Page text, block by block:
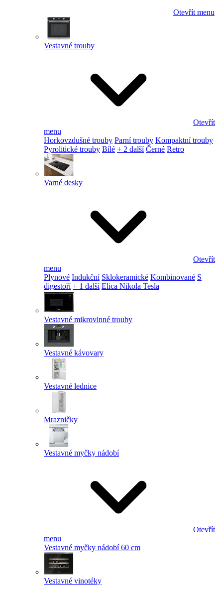
Otevřít menu
Vestavné trouby
Otevřít
menu
Horkovzdušné trouby Parní trouby Kompaktní trouby
Pyrolitické trouby Bílé + 2 další Černé Retro
Varné desky
Otevřít
menu
Plynové Indukční Sklokeramické Kombinované S
digestoří + 1 další Elica Nikola Tesla
Vestavné mikrovlnné trouby
Vestavné kávovary
Vestavné lednice
Mrazničky
Vestavné myčky nádobí
Otevřít
menu
Vestavné myčky nádobí 60 cm
Vestavné vinotéky